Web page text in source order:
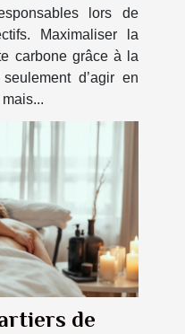
lors de
Maximaliser la
carbone grâce à la
d’agir en
de